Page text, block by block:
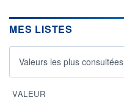
MES LISTES
Valeurs les plus consultées
VALEUR